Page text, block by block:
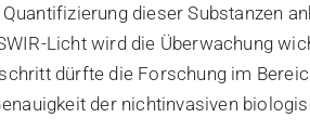
Quantifizierung dieser Substanzen
Licht wird die Überwachung
dürfte die Forschung im
der nichtinvasiven